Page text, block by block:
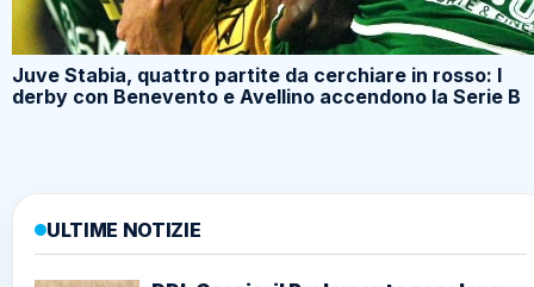
Juve Stabia, quattro partite da cerchiare in rosso: I
derby con Benevento e Avellino accendono la Serie B
ULTIME NOTIZIE